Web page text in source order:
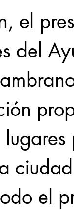
el
del
el